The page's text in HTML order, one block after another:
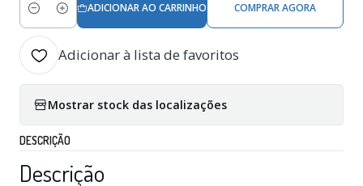
Quantidade
ADICIONAR AO CARRINHO COMPRAR AGORA
Adicionar à lista de favoritos
Mostrar stock das localizações
DESCRIÇÃO
Descrição